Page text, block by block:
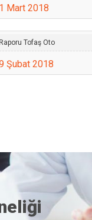
Mart 2018
Tofaş Oto
Şubat 2018